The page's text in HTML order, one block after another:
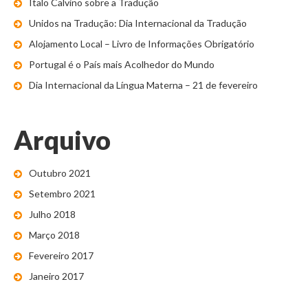
Unidos na Tradução: Dia Internacional da Tradução
Alojamento Local – Livro de Informações Obrigatório
Portugal é o País mais Acolhedor do Mundo
Dia Internacional da Língua Materna – 21 de fevereiro
Arquivo
Outubro 2021
Setembro 2021
Julho 2018
Março 2018
Fevereiro 2017
Janeiro 2017